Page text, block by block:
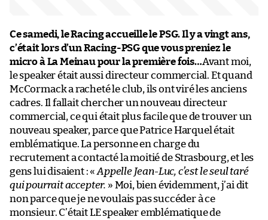
Ce samedi, le Racing accueille le PSG. Il y a vingt ans,
c’était lors d’un Racing-PSG que vous preniez le
micro à La Meinau pour la première fois…Avant moi,
le speaker était aussi directeur commercial. Et quand
McCormack a racheté le club, ils ont viré les anciens
cadres. Il fallait chercher un nouveau directeur
commercial, ce qui était plus facile que de trouver un
nouveau speaker, parce que Patrice Harquel était
emblématique. La personne en charge du
recrutement a contacté la moitié de Strasbourg, et les
gens lui disaient : «Appelle Jean-Luc, c’est le seul taré
qui pourrait accepter. » Moi, bien évidemment, j’ai dit
non parce que je ne voulais pas succéder à ce
monsieur. C’était LE speaker emblématique de